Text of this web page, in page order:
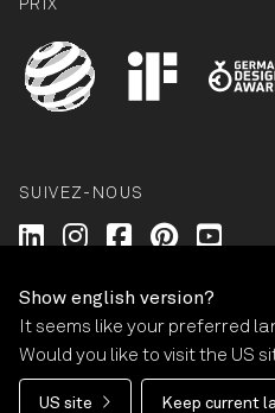
PRIX
SUIVEZ-NOUS
Wilkhahn @ LinkedIn
Wilkhahn @ Instagram
Wilkhahn @
Wilkhahn
© Wilkhahn
Mentions légales
Politique de confidentialité
Show english version?
It seems like your preferred
Would you like to visit the US
US site Keep current